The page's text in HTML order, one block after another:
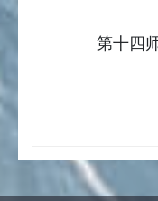
第十四